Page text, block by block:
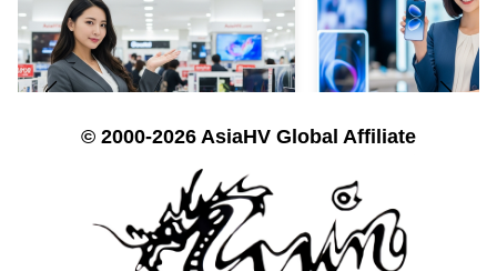
© 2000-2026 AsiaHV Global Affiliate